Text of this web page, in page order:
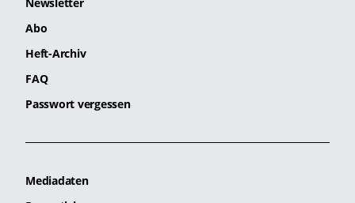
Abo
Heft-Archiv
FAQ
Passwort vergessen
Mediadaten